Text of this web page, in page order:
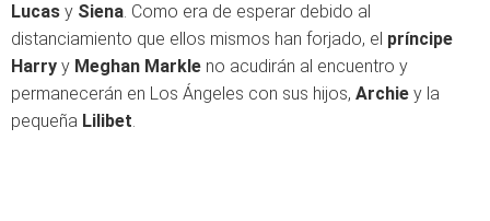
Lucas y Siena. Como era de esperar debido al
distanciamiento que ellos mismos han forjado, el príncipe
Harry y Meghan Markle no acudirán al encuentro y
permanecerán en Los Ángeles con sus hijos, Archie y la
pequeña Lilibet.